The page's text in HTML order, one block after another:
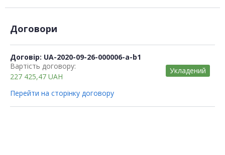
Договори
Договір: UA-2020-09-26-000006-a-b1
Вартість договору:
227 425,47 UAH
Укладений
Перейти на сторінку договору